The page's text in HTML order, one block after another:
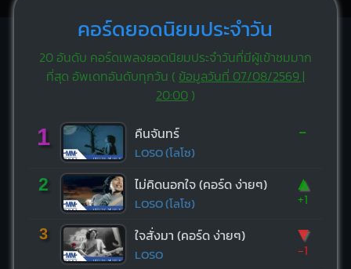
คอร์ดยอดนิยมประจำวัน
20 อันดับ คอร์ดเพลงยอดนิยมประจำวันที่มีผู้เข้าชมมาก
ที่สุด อัพเดทอันดับทุกวัน ( ข้อมูลวันที่ 07/08/2569 |
20:00)
1 คืนจันทร์
LOSO (โลโซ)
-
2 ไม่คิดนอกใจ (คอร์ด ง่ายๆ)
LOSO (โลโซ)
▲
+1
3 ใจสั่งมา (คอร์ด ง่ายๆ)
LOSO
▼
-1